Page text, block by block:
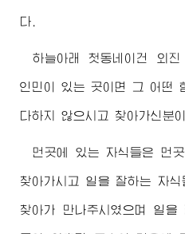
다.
하늘아래 첫동네이건 외
인민이 있는 곳이면 그 어떤
다하지 않으시고 찾아가신분
먼곳에 있는 자식들은 먼
찾아가시고 일을 잘하는 자
찾아가 만나주시였으며 일